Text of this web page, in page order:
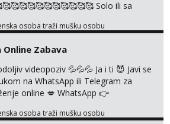
Solo ili sa
ili Telegram WhatsApp 👉
🤬NE RADIM SASTANKE I
UZIVO🤬
osoba traži mušku osobu
Online Zabava
videopoziv 💦💦💦 Ja i ti 😈 Javi se
na WhatsApp ili Telegram za
online 💋 WhatsApp 👉
NEE radimo sastnke uzivo
osoba traži mušku osobu